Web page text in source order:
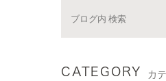
CATEGORY カ